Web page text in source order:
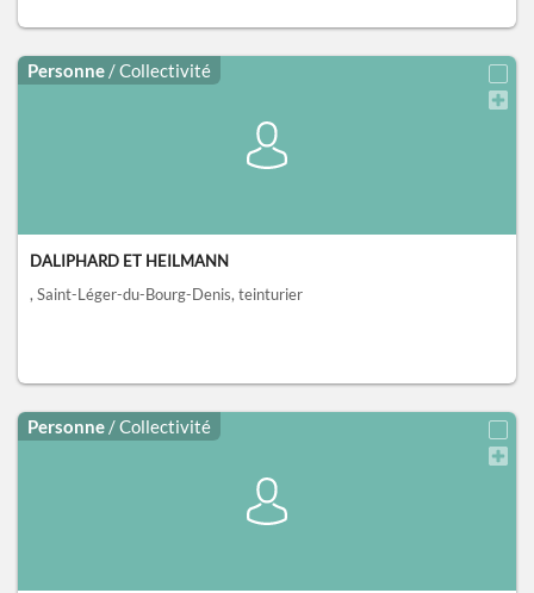
Personne / Collectivité
DALIPHARD ET HEILMANN
, Saint-Léger-du-Bourg-Denis, teinturier
Personne / Collectivité